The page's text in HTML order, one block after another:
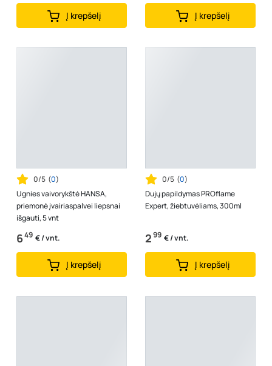
Į krepšelį Į krepšelį
0/5 (0)
Ugnies vaivorykštė HANSA,
priemonė įvairiaspalvei liepsnai
išgauti, 5 vnt
649 € / vnt.
Į krepšelį
0/5 (0)
Dujų papildymas PROflame
Expert, žiebtuvėliams, 300ml
299 € / vnt.
Į krepšelį